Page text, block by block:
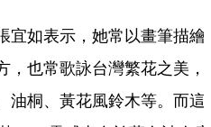
宜如表示，她常以畫筆描繪
，也常歌詠台灣繁花之美，
油桐、黃花風鈴木等。而這